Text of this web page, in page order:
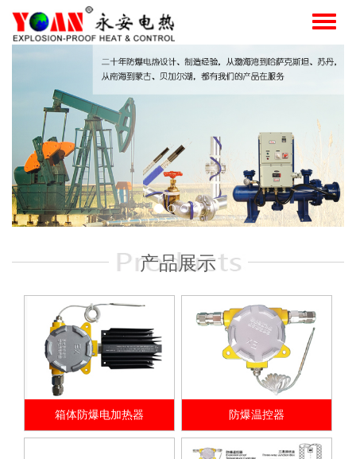
产品展示
箱体防爆电加热器 防爆温控器